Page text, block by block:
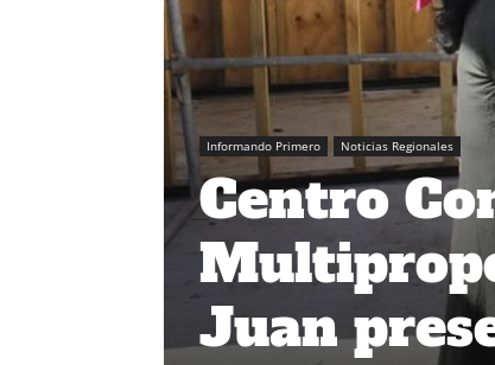
Informando Primero Noticias Regionales
Centro
Juan